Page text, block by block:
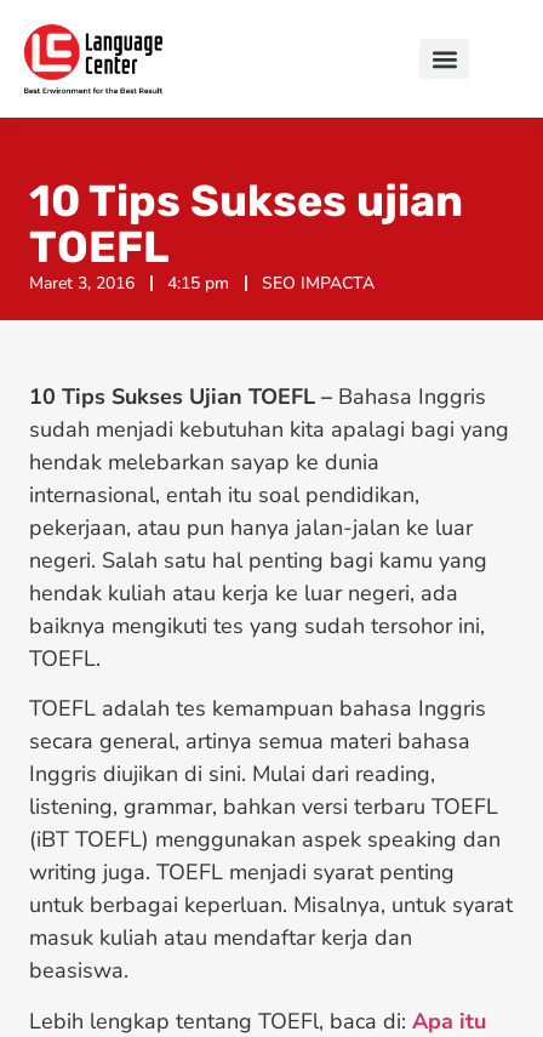
10 Tips Sukses ujian
TOEFL
Maret 3, 2016 4:15 pm SEO IMPACTA
10 Tips Sukses Ujian TOEFL – Bahasa Inggris
sudah menjadi kebutuhan kita apalagi bagi yang
hendak melebarkan sayap ke dunia
internasional, entah itu soal pendidikan,
pekerjaan, atau pun hanya jalan-jalan ke luar
negeri. Salah satu hal penting bagi kamu yang
hendak kuliah atau kerja ke luar negeri, ada
baiknya mengikuti tes yang sudah tersohor ini,
TOEFL.
TOEFL adalah tes kemampuan bahasa Inggris
secara general, artinya semua materi bahasa
Inggris diujikan di sini. Mulai dari reading,
listening, grammar, bahkan versi terbaru TOEFL
(iBT TOEFL) menggunakan aspek speaking dan
writing juga. TOEFL menjadi syarat penting
untuk berbagai keperluan. Misalnya, untuk syarat
masuk kuliah atau mendaftar kerja dan
beasiswa.
Lebih lengkap tentang TOEFl, baca di: Apa itu